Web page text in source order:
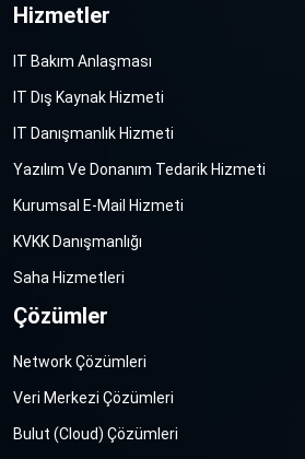
Facebook
Instagram
Youtube
Linkedin
Hizmetler
IT Bakım Anlaşması
IT Dış Kaynak Hizmeti
IT Danışmanlık Hizmeti
Yazılım Ve Donanım Tedarik Hizmeti
Kurumsal E-Mail Hizmeti
KVKK Danışmanlığı
Saha Hizmetleri
Çözümler
Network Çözümleri
Veri Merkezi Çözümleri
Bulut (Cloud) Çözümleri